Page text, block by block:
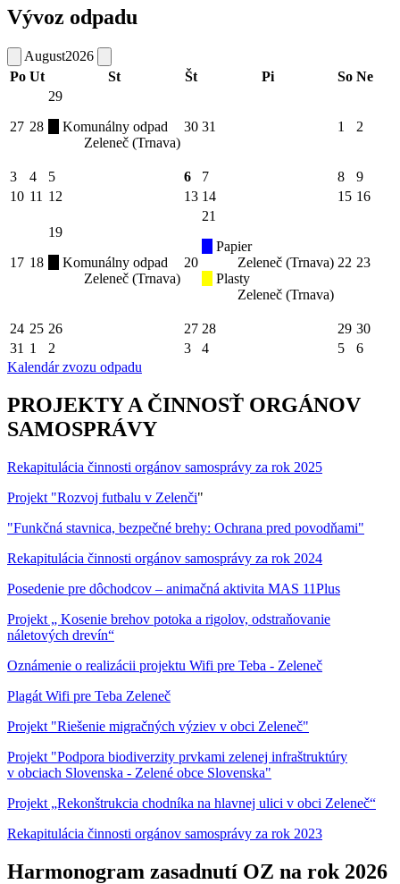
Vývoz odpadu
August2026
Po Ut St Št Pi So Ne
27 28
29
Komunálny odpad
Zeleneč (Trnava)
30 31 1 2
3 4 5 6 7 8
9
10 11 12 13 14 15 16
17 18
19
Komunálny odpad
Zeleneč (Trnava)
20
21
Papier
Zeleneč (Trnava)
Plasty
Zeleneč (Trnava)
22 23
24 25 26 27 28 29 30
31 1 2 3 4 5
6
Kalendár zvozu odpadu
PROJEKTY A ČINNOSŤ ORGÁNOV
SAMOSPRÁVY
Rekapitulácia činnosti orgánov samosprávy za rok 2025
Projekt "Rozvoj futbalu v Zelenči"
"Funkčná stavnica, bezpečné brehy: Ochrana pred povodňami"
Rekapitulácia činnosti orgánov samosprávy za rok 2024
Posedenie pre dôchodcov – animačná aktivita MAS 11Plus
Projekt „ Kosenie brehov potoka a rigolov, odstraňovanie
náletových drevín“
Oznámenie o realizácii projektu Wifi pre Teba - Zeleneč
Plagát Wifi pre Teba Zeleneč
Projekt "Riešenie migračných výziev v obci Zeleneč"
Projekt "Podpora biodiverzity prvkami zelenej infraštruktúry
v obciach Slovenska - Zelené obce Slovenska"
Projekt „Rekonštrukcia chodníka na hlavnej ulici v obci Zeleneč“
Rekapitulácia činnosti orgánov samosprávy za rok 2023
Harmonogram zasadnutí OZ na rok 2026